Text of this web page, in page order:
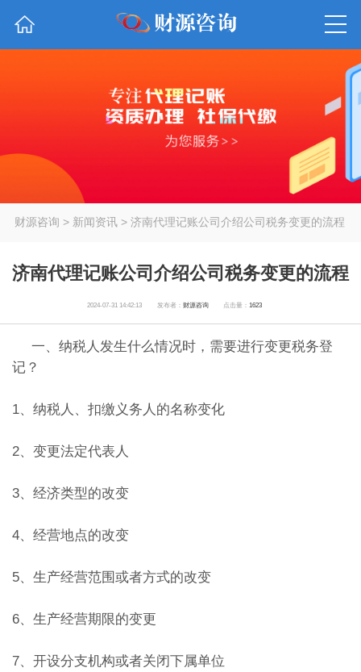
财源咨询 > 新闻资讯> 济南代理记账公司介绍公司税务变更的流程
济南代理记账公司介绍公司税务变更的流程
2024-07-31 14:42:13 发布者： 财源咨询 点击量：1623
一、纳税人发生什么情况时，需要进行变更税务登
记？
1、纳税人、扣缴义务人的名称变化
2、变更法定代表人
3、经济类型的改变
4、经营地点的改变
5、生产经营范围或者方式的改变
6、生产经营期限的变更
7、开设分支机构或者关闭下属单位